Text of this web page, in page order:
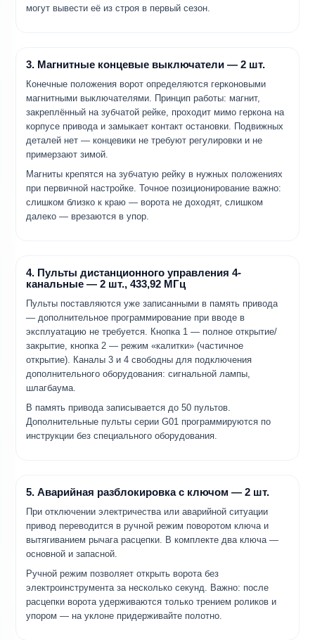
могут вывести её из строя в первый сезон.
3. Магнитные концевые выключатели — 2 шт.
Конечные положения ворот определяются герконовыми
магнитными выключателями. Принцип работы: магнит,
закреплённый на зубчатой рейке, проходит мимо геркона на
корпусе привода и замыкает контакт остановки. Подвижных
деталей нет — концевики не требуют регулировки и не
примерзают зимой.
Магниты крепятся на зубчатую рейку в нужных положениях
при первичной настройке. Точное позиционирование важно:
слишком близко к краю — ворота не доходят, слишком
далеко — врезаются в упор.
4. Пульты дистанционного управления 4-
канальные — 2 шт., 433,92 МГц
Пульты поставляются уже записанными в память привода
— дополнительное программирование при вводе в
эксплуатацию не требуется. Кнопка 1 — полное открытие/
закрытие, кнопка 2 — режим «калитки» (частичное
открытие). Каналы 3 и 4 свободны для подключения
дополнительного оборудования: сигнальной лампы,
шлагбаума.
В память привода записывается до 50 пультов.
Дополнительные пульты серии G01 программируются по
инструкции без специального оборудования.
5. Аварийная разблокировка с ключом — 2 шт.
При отключении электричества или аварийной ситуации
привод переводится в ручной режим поворотом ключа и
вытягиванием рычага расцепки. В комплекте два ключа —
основной и запасной.
Ручной режим позволяет открыть ворота без
электроинструмента за несколько секунд. Важно: после
расцепки ворота удерживаются только трением роликов и
упором — на уклоне придерживайте полотно.